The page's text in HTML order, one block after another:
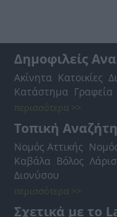
Δημοφιλείς
Ακίνητα Κατοικίες
Κατάστημα Γραφεία
περισσότερα >>
Τοπική
Νομός Αττικής
Καβάλα Βόλος
Διονύσου
περισσότερα >>
Σχετικά με το